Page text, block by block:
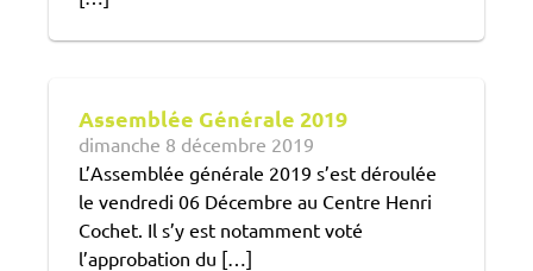
Assemblée Générale 2019
dimanche 8 décembre 2019
L’Assemblée générale 2019 s’est déroulée
le vendredi 06 Décembre au Centre Henri
Cochet. Il s’y est notamment voté
l’approbation du […]